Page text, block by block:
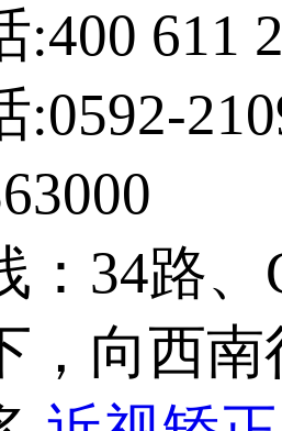
:400 611
:0592-
：34路
，向西南